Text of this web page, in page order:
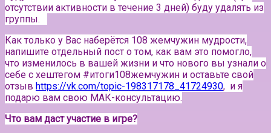
отсутствии активности в течение 3 дней) буду удалять из
группы.⠀
Как только у Вас наберётся 108 жемчужин мудрости,
напишите отдельный пост о том, как вам это помогло,
что изменилось в вашей жизни и что нового вы узнали о
себе с хештегом #итоги108жемчужин и оставьте свой
отзыв https://vk.com/topic-198317178_41724930, и я
подарю вам свою МАК-консультацию.
Что вам даст участие в игре?